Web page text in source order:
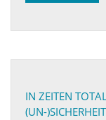
IN ZEITEN
(UN-)SICHERHEIT